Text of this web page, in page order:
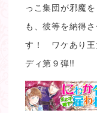
っこ集団が邪魔
も、彼等を納得
す！ ワケあり王
ディ第９弾!!